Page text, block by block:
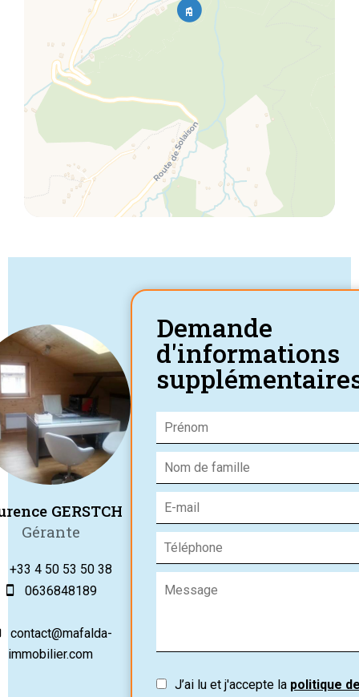
GERSTCH
Gérante
+33 4 50 53 50 38
0636848189
contact@mafalda-
immobilier.com
Demande
d'informations
J’ai lu et j'accepte la politique